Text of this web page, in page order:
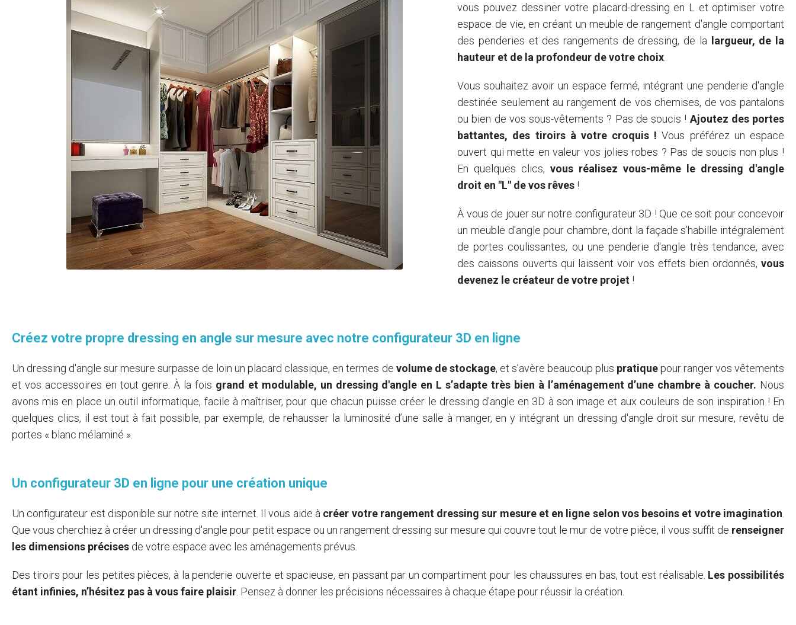
vous pouvez dessiner votre placard-dressing en L et optimiser votre
espace de vie, en créant un meuble de rangement d'angle comportant
des penderies et des rangements de dressing, de la largueur, de la
hauteur et de la profondeur de votre choix
Vous souhaitez avoir un espace fermé, intégrant une penderie d'angle
destinée seulement au rangement de vos chemises, de vos pantalons
ou bien de vos sous-vêtements ? Pas de soucis ! Ajoutez des portes
battantes, des tiroirs à votre croquis ! Vous préférez un espace
ouvert qui mette en valeur vos jolies robes ? Pas de soucis non plus !
En quelques clics,vous réalisez vous-même le dressing d'angle
droit en "L" de vos rêves !
À vous de jouer sur notre configurateur 3D ! Que ce soit pour concevoir
un meuble d'angle pour chambre, dont la façade s’habille intégralement
de portes coulissantes, ou une penderie d'angle très tendance, avec
des caissons ouverts qui laissent voir vos effets bien ordonnés, vous
devenez le créateur de votre projet !
Créez votre propre dressing en angle sur mesure avec notre configurateur 3D en ligne
Un dressing d'angle sur mesure surpasse de loin un placard classique, en termes de volume de stockage, et s’avère beaucoup plus pratiquepour ranger vos vêtements
et vos accessoires en tout genre. À la fois grand et modulable, un dressing d'angle en L s’adapte très bien à l’aménagement d’une chambre à coucher. Nous
avons mis en place un outil informatique, facile à maîtriser, pour que chacun puisse créer le dressing d'angle en 3D à son image et aux couleurs de son inspiration ! En
quelques clics, il est tout à fait possible, par exemple, de rehausser la luminosité d’une salle à manger, en y intégrant un dressing d'angle droit sur mesure, revêtu de
portes « blanc mélaminé ».
Un configurateur 3D en ligne pour une création unique
Un configurateur est disponible sur notre site internet. Il vous aide àcréer votre rangement dressing sur mesure et en ligne selon vos besoins et votre imagination.
Que vous cherchiez à créer un dressing d'angle pour petit espace ou un rangement dressing sur mesure qui couvre tout le mur de votre pièce, il vous suffit de renseigner
les dimensions précises de votre espace avec les aménagements prévus.
Des tiroirs pour les petites pièces, à la penderie ouverte et spacieuse, en passant par un compartiment pour les chaussures en bas, tout est réalisable. Les possibilités
étant infinies, n’hésitez pas à vous faire plaisir. Pensez à donner les précisions nécessaires à chaque étape pour réussir la création.